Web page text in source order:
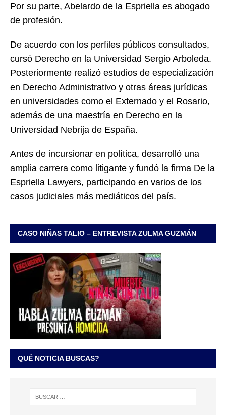
Por su parte, Abelardo de la Espriella es abogado
de profesión.
De acuerdo con los perfiles públicos consultados,
cursó Derecho en la Universidad Sergio Arboleda.
Posteriormente realizó estudios de especialización
en Derecho Administrativo y otras áreas jurídicas
en universidades como el Externado y el Rosario,
además de una maestría en Derecho en la
Universidad Nebrija de España.
Antes de incursionar en política, desarrolló una
amplia carrera como litigante y fundó la firma De la
Espriella Lawyers, participando en varios de los
casos judiciales más mediáticos del país.
CASO NIÑAS TALIO – ENTREVISTA ZULMA GUZMÁN
QUÉ NOTICIA BUSCAS?